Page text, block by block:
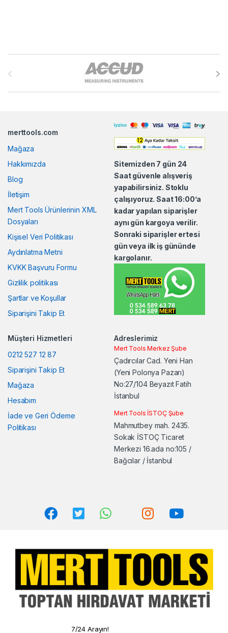
C
merttools.com
Mağaza
Hakkımızda
Blog
İletişim
Mert Tools Ürünlerinin XML
Dosyaları
Kişisel Veri Politikası
Aydınlatma Metni
KVKK Başvuru Formu
Gizlilik politikası
Şartlar ve Koşullar
Siparişini Takip Et
Sitemizden 7 gün 24
Saat güvenle alışveriş
yapabilirsiniz. Stoklu
çalışıyoruz. Saat 16:00’a
kadar yapılan siparişler
aynı gün kargoya verilir.
Sonraki siparişler ertesi
gün veya ilk iş gününde
kargolanır.
Müşteri Hizmetleri
0212 527 12 87
Siparişini Takip Et
Mağaza
Hesabım
İade ve Geri Ödeme
Politikası
Adreslerimiz
Mert Tools Merkez Şube
Çadırcılar Cad. Yeni Han
(Yeni Polonya Pazarı)
No:27/104 Beyazıt Fatih
İstanbul
Mert Tools İSTOÇ Şube
Mahmutbey mah. 2435.
Sokak İSTOÇ Ticaret
Merkezi 16.ada no:105 /
Bağcılar / İstanbul
7/24 Arayın!